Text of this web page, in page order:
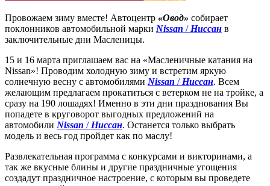
Провожаем зиму вместе! Автоцентр «Овод» собирает
поклонников автомобильной марки Nissan / Ниссан в
заключительные дни Масленицы.
15 и 16 марта приглашаем вас на «Масленичные катания на
Nissan»! Проводим холодную зиму и встретим яркую
солнечную весну с автомобилями Nissan / Ниссан. Всем
желающим предлагаем прокатиться с ветерком не на тройке, а
сразу на 190 лошадях! Именно в эти дни празднования Вы
попадете в круговорот выгодных предложений на
автомобили Nissan / Ниссан. Останется только выбрать
модель и весь год пройдет как по маслу!
Развлекательная программа с конкурсами и викторинами, а
так же вкусные блины и другие праздничные угощения
создадут праздничное настроение, с которым вы проведете